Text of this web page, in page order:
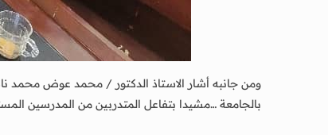
ومن جانبه أشار الاستاذ الدكتور / محمد عوض محمد نائب
بالجامعة …مشيدا بتفاعل المتدربين من المدرسين